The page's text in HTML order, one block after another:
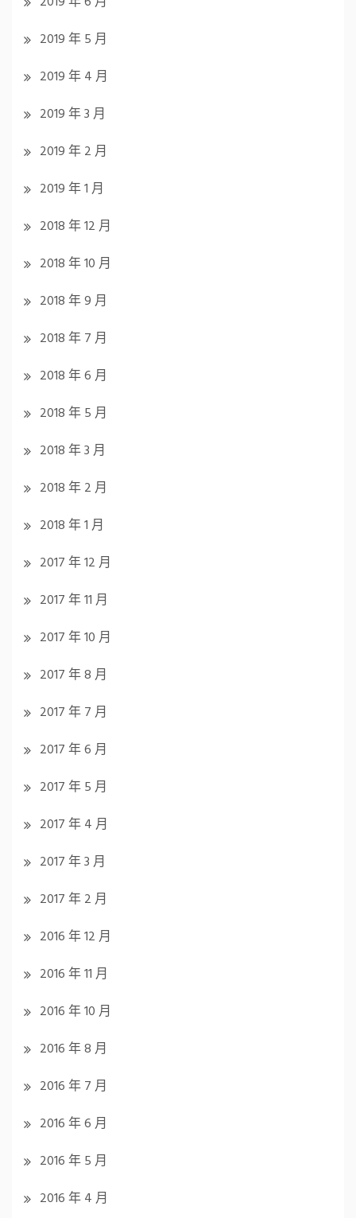
2019 年 5 月
2019 年 4 月
2019 年 3 月
2019 年 2 月
2019 年 1 月
2018 年 12 月
2018 年 10 月
2018 年 9 月
2018 年 7 月
2018 年 6 月
2018 年 5 月
2018 年 3 月
2018 年 2 月
2018 年 1 月
2017 年 12 月
2017 年 11 月
2017 年 10 月
2017 年 8 月
2017 年 7 月
2017 年 6 月
2017 年 5 月
2017 年 4 月
2017 年 3 月
2017 年 2 月
2016 年 12 月
2016 年 11 月
2016 年 10 月
2016 年 8 月
2016 年 7 月
2016 年 6 月
2016 年 5 月
2016 年 4 月